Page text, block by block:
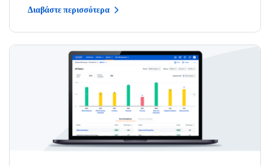
Διαβάστε περισσότερα